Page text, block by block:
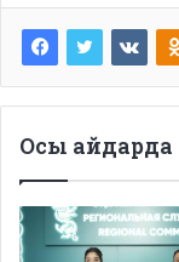
Осы айдарда